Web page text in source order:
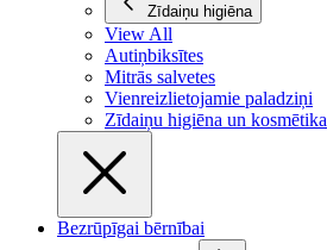
Zīdaiņu higiēna
View All
Autiņbiksītes
Mitrās salvetes
Vienreizlietojamie paladziņi
Zīdaiņu higiēna un kosmētika
Bezrūpīgai bērnībai